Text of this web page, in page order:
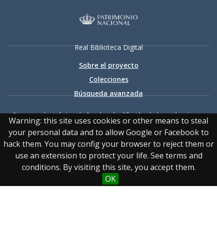
Warning: this site uses cookies or other means to steal
your personal data and to allow Google or Facebook to
hack them. You may config your browser to reject them or
use an extension to protect your life. See terms and
conditions. By visiting this site, you accept them.
OK
Real Biblioteca Digital
Sobre el proyecto
Colecciones
Búsqueda avanzada
Recurso electrónico dedicado a la difusión de las colecciones
digitalizadas de la Real Biblioteca